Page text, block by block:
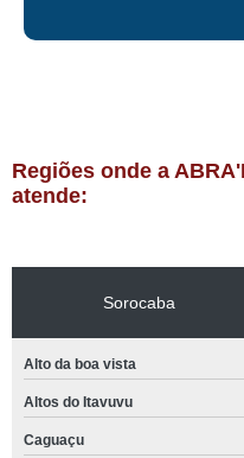
Regiões onde a
atende:
Sorocaba
Alto da boa vista
Altos do Itavuvu
Caguaçu